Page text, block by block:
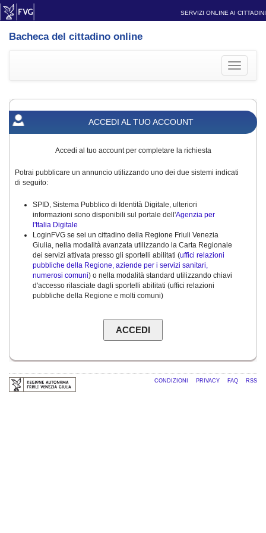
SERVIZI ONLINE AI CITTADINI
Bacheca del cittadino online
Toggle
ACCEDI AL TUO ACCOUNT
Accedi al tuo account per completare la richiesta
Potrai pubblicare un annuncio utilizzando uno dei due sistemi indicati
di seguito:
SPID, Sistema Pubblico di Identità Digitale, ulteriori
informazioni sono disponibili sul portale dell'Agenzia per
l'Italia Digitale
LoginFVG se sei un cittadino della Regione Friuli Venezia
Giulia, nella modalità avanzata utilizzando la Carta Regionale
dei servizi attivata presso gli sportelli abilitati (uffici relazioni
pubbliche della Regione, aziende per i servizi sanitari,
numerosi comuni) o nella modalità standard utilizzando chiavi
d'accesso rilasciate dagli sportelli abilitati (uffici relazioni
pubbliche della Regione e molti comuni)
CONDIZIONI PRIVACY FAQ RSS